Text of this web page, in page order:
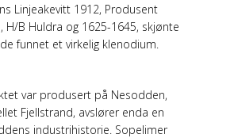
Linjeakevitt 1912, Produsent
H/B Huldra og 1625-1645, skjønte
funnet et virkelig klenodium.
var produsert på Nesodden,
Fjellstrand, avslører enda en
industrihistorie. Sopelimer